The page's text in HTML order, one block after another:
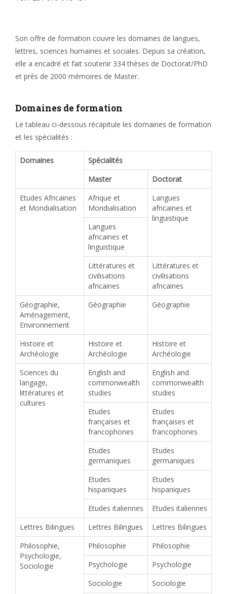
Son offre de formation couvre les domaines de langues,
lettres, sciences humaines et sociales. Depuis sa création,
elle a encadré et fait soutenir 334 thèses de Doctorat/PhD
et près de 2000 mémoires de Master.
Domaines de formation
Le tableau ci-dessous récapitule les domaines de formation
et les spécialités :
Domaines
Spécialités
Master
Doctorat
Etudes Africaines
et Mondialisation
Afrique et
Mondialisation
Langues
africaines et
linguistique
Langues
africaines et
linguistique
Littératures et
civilisations
africaines
Littératures et
civilisations
africaines
Géographie,
Aménagement,
Environnement
Géographie Géographie
Histoire et
Archéologie
Histoire et
Archéologie
Histoire et
Archéologie
Sciences du
langage,
littératures et
cultures
English and
commonwealth
studies
English and
commonwealth
studies
Etudes
françaises et
francophones
Etudes
françaises et
francophones
Etudes
germaniques
Etudes
germaniques
Etudes
hispaniques
Etudes
hispaniques
Etudes italiennes
Etudes italiennes
Lettres Bilingues
Lettres Bilingues
Lettres Bilingues
Philosophie,
Psychologie,
Sociologie
Philosophie
Philosophie
Psychologie
Psychologie
Sociologie
Sociologie